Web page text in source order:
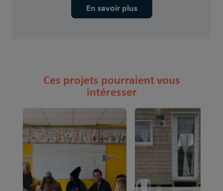
En savoir plus
Ces projets pourraient vous
intéresser